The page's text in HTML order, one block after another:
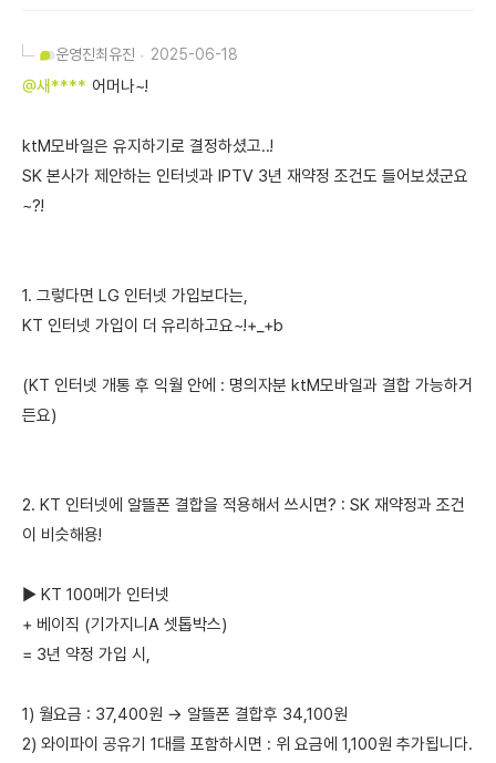
운영진최유진 2025-06-18
@새**** 어머나~!
ktM모바일은 유지하기로 결정하셨고..!
SK 본사가 제안하는 인터넷과 IPTV 3년 재약정 조건도 들어보셨군요
~?!
1. 그렇다면 LG 인터넷 가입보다는,
KT 인터넷 가입이 더 유리하고요~!+_+b
(KT 인터넷 개통 후 익월 안에 : 명의자분 ktM모바일과 결합 가능하거
든요)
2. KT 인터넷에 알뜰폰 결합을 적용해서 쓰시면? : SK 재약정과 조건
이 비슷해용!
▶ KT 100메가 인터넷
+ 베이직 (기가지니A 셋톱박스)
= 3년 약정 가입 시,
1) 월요금 : 37,400원 → 알뜰폰 결합후 34,100원
2) 와이파이 공유기 1대를 포함하시면 : 위 요금에 1,100원 추가됩니다.